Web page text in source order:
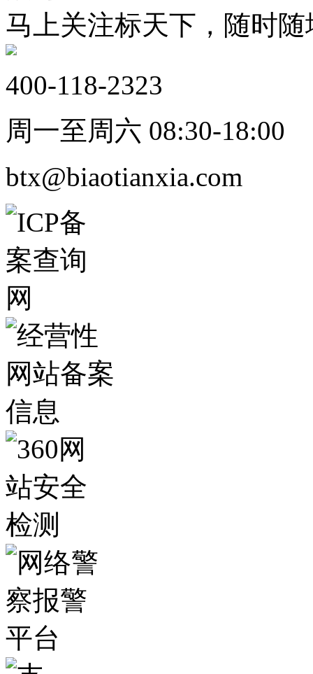
马上关注标天下，随时
400-118-2323
周一至周六 08:30-18:00
btx@biaotianxia.com